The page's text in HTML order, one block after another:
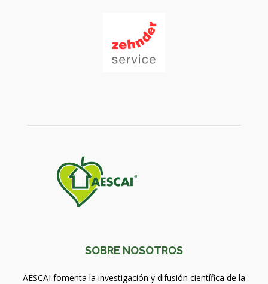
SOBRE NOSOTROS
AESCAI fomenta la investigación y difusión científica de la